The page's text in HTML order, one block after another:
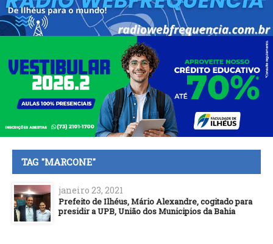
TAG "MARCONE"
janeiro 23, 2021
Prefeito de Ilhéus, Mário Alexandre, cogitado para
presidir a UPB, União dos Municipios da Bahia